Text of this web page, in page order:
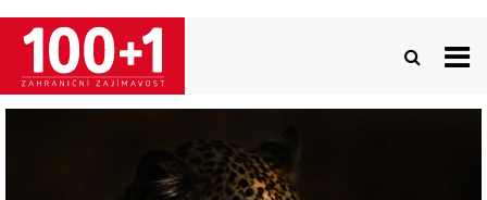
Přejít
hlavnímu
obsahu